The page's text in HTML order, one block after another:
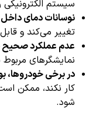
سیستم
نوسانات دمای
تغییر می‌کند و
عدم عملکرد صحیح
نمایشگرهای
در برخی خودروها،
کار نکند، ممکن
شود.